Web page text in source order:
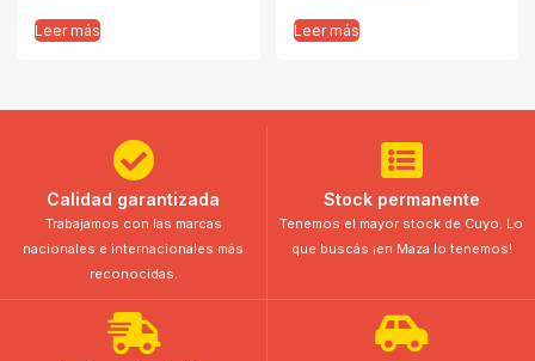
Leer más Leer más
Calidad garantizada
Trabajamos con las marcas
nacionales e internacionales más
reconocidas.
Stock permanente
Tenemos el mayor stock de Cuyo. Lo
que buscás ¡en Maza lo tenemos!